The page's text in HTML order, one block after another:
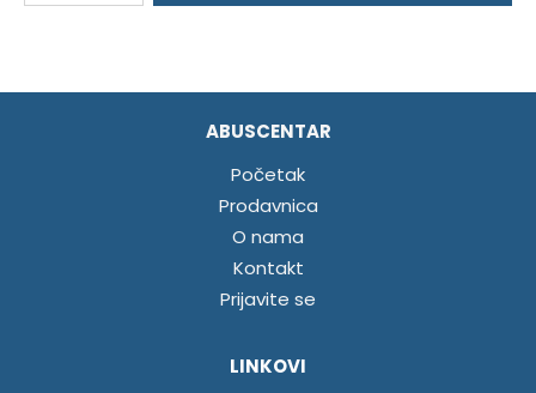
ABUSCENTAR
Početak
Prodavnica
O nama
Kontakt
Prijavite se
LINKOVI